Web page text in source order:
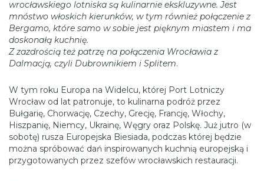
wrocławskiego lotniska są kulinarnie ekskluzywne. Jest
mnóstwo włoskich kierunków, w tym również połączenie z
Bergamo, które samo w sobie jest pięknym miastem i ma
doskonałą kuchnię.
Z zazdrością też patrzę na połączenia Wrocławia z
Dalmacją, czyli Dubrownikiem i Splitem.
W tym roku Europa na Widelcu, której Port Lotniczy
Wrocław od lat patronuje, to kulinarna podróż przez
Bułgarię, Chorwację, Czechy, Grecję, Francję, Włochy,
Hiszpanię, Niemcy, Ukrainę, Węgry oraz Polskę. Już jutro (w
sobotę) rusza Europejska Biesiada, podczas której będzie
można spróbować dań inspirowanych kuchnią europejską i
przygotowanych przez szefów wrocławskich restauracji.